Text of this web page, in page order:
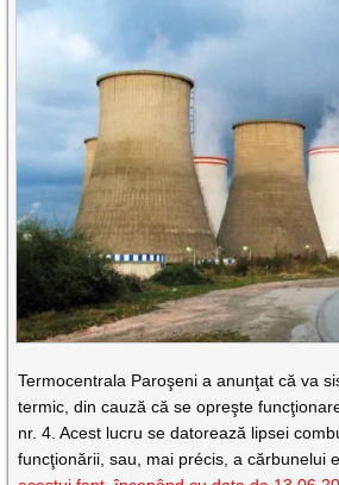
Termocentrala Paroşeni a anunţat că va
termic, din cauză că se opreşte
nr. 4. Acest lucru se datorează lipsei
funcţionării, sau, mai précis, a cărbunelui